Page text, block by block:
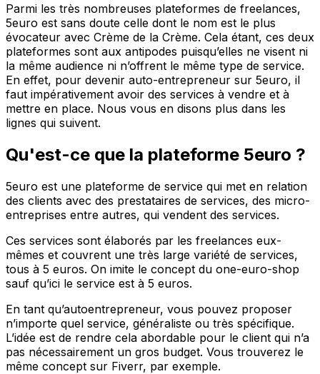
Parmi les très nombreuses plateformes de freelances,
5euro est sans doute celle dont le nom est le plus
évocateur avec Crème de la Crème. Cela étant, ces deux
plateformes sont aux antipodes puisqu’elles ne visent ni
la même audience ni n’offrent le même type de service.
En effet, pour devenir auto-entrepreneur sur 5euro, il
faut impérativement avoir des services à vendre et à
mettre en place. Nous vous en disons plus dans les
lignes qui suivent.
Qu'est-ce que la plateforme 5euro ?
5euro est une plateforme de service qui met en relation
des clients avec des prestataires de services, des micro-
entreprises entre autres, qui vendent des services.
Ces services sont élaborés par les freelances eux-
mêmes et couvrent une très large variété de services,
tous à 5 euros. On imite le concept du one-euro-shop
sauf qu’ici le service est à 5 euros.
En tant qu’autoentrepreneur, vous pouvez proposer
n’importe quel service, généraliste ou très spécifique.
L’idée est de rendre cela abordable pour le client qui n’a
pas nécessairement un gros budget. Vous trouverez le
même concept sur Fiverr, par exemple.